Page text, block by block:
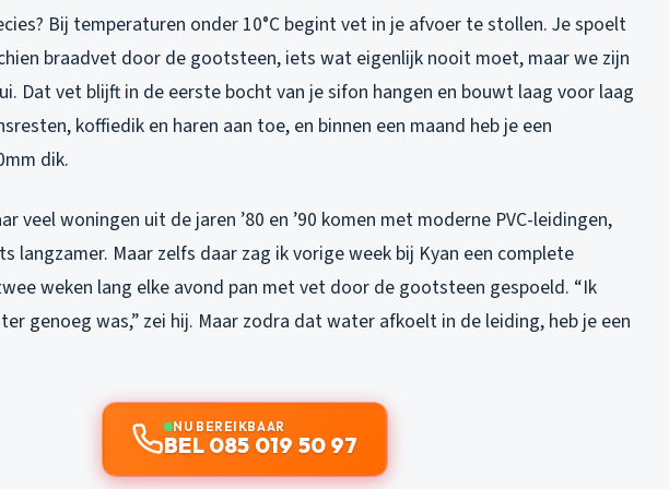
Bij temperaturen onder 10°C begint vet in je afvoer te stollen. Je spoelt
braadvet door de gootsteen, iets wat eigenlijk nooit moet, maar we zijn
Dat vet blijft in de eerste bocht van je sifon hangen en bouwt laag voor laag
koffiedik en haren aan toe, en binnen een maand heb je een
dik.
veel woningen uit de jaren ’80 en ’90 komen met moderne PVC-leidingen,
langzamer. Maar zelfs daar zag ik vorige week bij Kyan een complete
weken lang elke avond pan met vet door de gootsteen gespoeld. “Ik
genoeg was,” zei hij. Maar zodra dat water afkoelt in de leiding, heb je een
NU BEREIKBAAR
BEL 085 019 50 97